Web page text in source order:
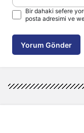
Bir dahaki sefere
posta adresimi ve
Yorum Gönder